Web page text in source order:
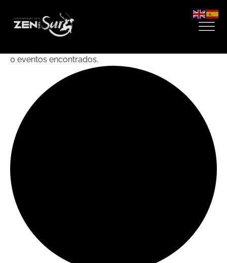
0 eventos encontrados.